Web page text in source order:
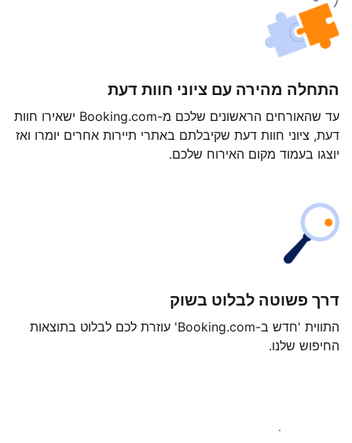
התחלה מהירה עם ציוני חוות דעת
עד שהאורחים הראשונים שלכם מ-Booking.com ישאירו חוות
דעת, ציוני חוות דעת שקיבלתם באתרי תיירות אחרים יומרו ואז
יוצגו בעמוד מקום האירוח שלכם.
דרך פשוטה לבלוט בשוק
התווית 'חדש ב-Booking.com' עוזרת לכם לבלוט בתוצאות
החיפוש שלנו.
צאו לדרך עוד היום